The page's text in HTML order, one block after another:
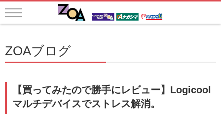
ZOAブログ
【買ってみたので勝手にレビュー】Logicool
マルチデバイスでストレス解消。